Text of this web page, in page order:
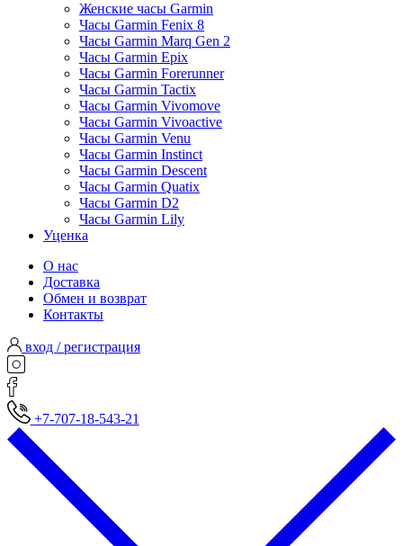
Женские часы Garmin
Часы Garmin Fenix 8
Часы Garmin Marq Gen 2
Часы Garmin Epix
Часы Garmin Forerunner
Часы Garmin Tactix
Часы Garmin Vivomove
Часы Garmin Vivoactive
Часы Garmin Venu
Часы Garmin Instinct
Часы Garmin Descent
Часы Garmin Quatix
Часы Garmin D2
Часы Garmin Lily
Уценка
О нас
Доставка
Обмен и возврат
Контакты
вход / регистрация
+7-707-18-543-21